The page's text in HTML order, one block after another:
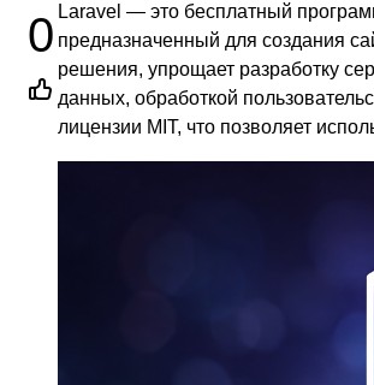
0 Laravel — это бесплатный
предназначенный для создания
решения, упрощает разработку
данных, обработкой
лицензии MIT, что позволяет